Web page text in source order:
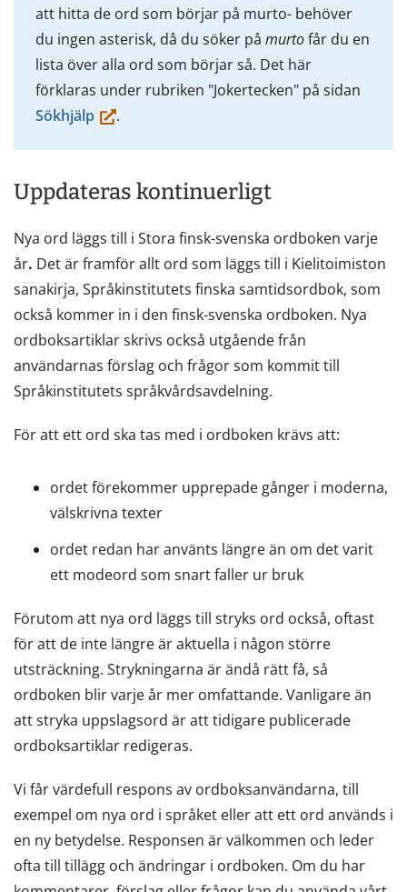
att hitta de ord som börjar på murto- behöver
du ingen asterisk, då du söker på murtofår du en
lista över alla ord som börjar så. Det här
förklaras under rubriken "Jokertecken" på sidan
Sökhjälp(du
en
tjänst)
.
Uppdateras kontinuerligt
Nya ord läggs till i Stora finsk-svenska ordboken varje
år. Det är framför allt ord som läggs till i Kielitoimiston
sanakirja, Språkinstitutets finska samtidsordbok, som
också kommer in i den finsk-svenska ordboken. Nya
ordboksartiklar skrivs också utgående från
användarnas förslag och frågor som kommit till
Språkinstitutets språkvårdsavdelning.
För att ett ord ska tas med i ordboken krävs att:
ordet förekommer upprepade gånger i moderna,
välskrivna texter
ordet redan har använts längre än om det varit
ett modeord som snart faller ur bruk
Förutom att nya ord läggs till stryks ord också, oftast
för att de inte längre är aktuella i någon större
utsträckning. Strykningarna är ändå rätt få, så
ordboken blir varje år mer omfattande. Vanligare än
att stryka uppslagsord är att tidigare publicerade
ordboksartiklar redigeras.
Vi får värdefull respons av ordboksanvändarna, till
exempel om nya ord i språket eller att ett ord används i
en ny betydelse. Responsen är välkommen och leder
ofta till tillägg och ändringar i ordboken. Om du har